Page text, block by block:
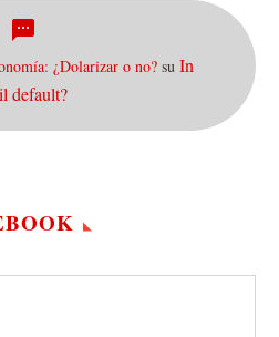
¿Dolarizar o no? su In
default?